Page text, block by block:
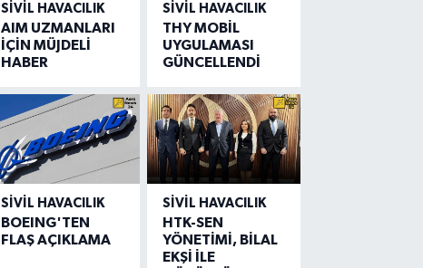
SIVIL HAVACILIK
AIM UZMANLARI
İÇİN MÜJDELİ
HABER
SIVIL HAVACILIK
THY MOBİL
UYGULAMASI
GÜNCELLENDİ
SIVIL HAVACILIK
BOEING'TEN
FLAŞ AÇIKLAMA
SIVIL HAVACILIK
HTK-SEN
YÖNETİMİ, BİLAL
EKŞİ İLE